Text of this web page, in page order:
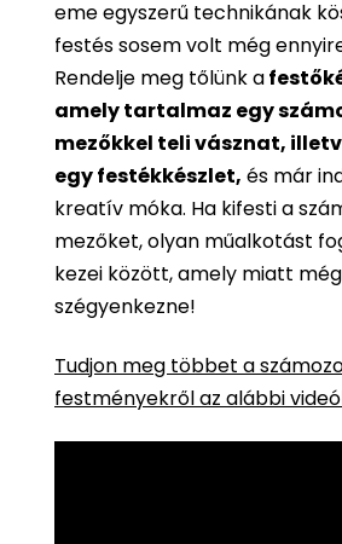
eme egyszerű technikának
festés sosem volt még
Rendelje meg tőlünk a
amely tartalmaz egy
mezőkkel teli vásznat,
egy festékkészlet, és már
kreatív móka. Ha kifesti a
mezőket, olyan műalkotást
kezei között, amely miatt
szégyenkezne!
Tudjon meg többet a
festményekről az alábbi